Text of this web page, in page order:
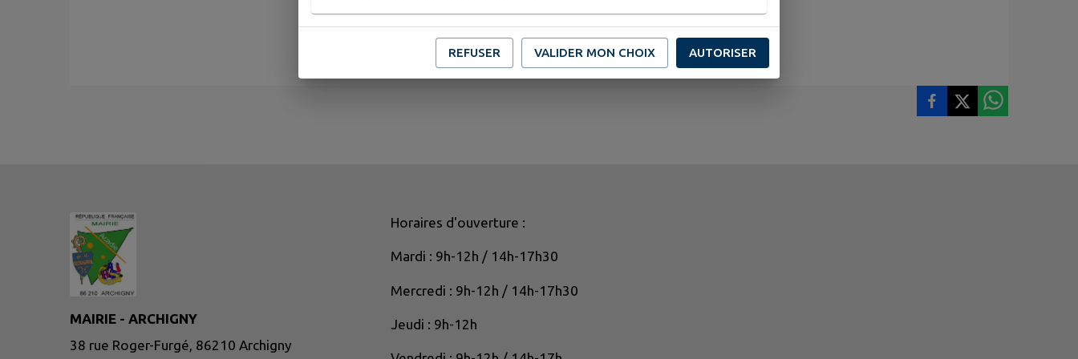
Histoire et Patrimoine d'Archigny (HPA)
MAIRIE - ARCHIGNY
38 rue Roger-Furgé, 86210 Archigny
Horaires d'ouverture :
Mardi : 9h-12h / 14h-17h30
Mercredi : 9h-12h / 14h-17h30
Jeudi : 9h-12h
REFUSER VALIDER MON CHOIX AUTORISER